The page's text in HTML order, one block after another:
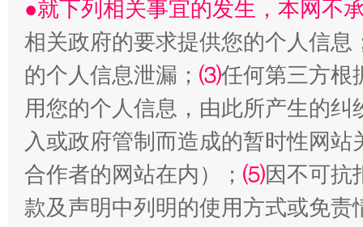
“刷贴”乱象丛生
揭批美国五大"原罪" "炒
●就下列相关事宜的发生，本网不
相关政府的要求提供您的个人信息
的个人信息泄漏； ⑶任何第三方根
用您的个人信息，由此所产生的纠
入或政府管制而造成的暂时性网
合作者的网站在内）； ⑸因不可抗
款及声明中列明的使用方式或免责